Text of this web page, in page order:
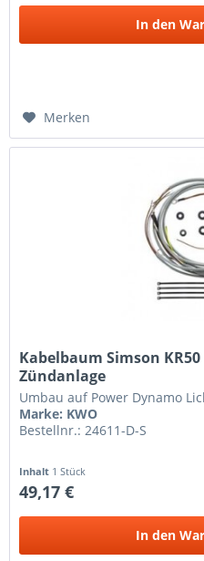
In den
Merken
Kabelbaum Simson
Zündanlage
Umbau auf Power Dynamo
Marke: KWO
Bestellnr.: 24611-D-S
Inhalt 1 Stück
49,17 €
In den